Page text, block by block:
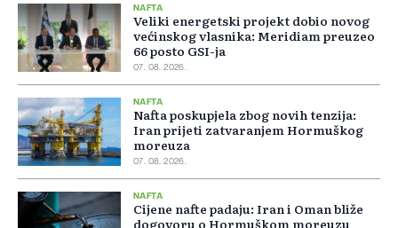
NAFTA
Veliki energetski projekt dobio novog
većinskog vlasnika: Meridiam preuzeo
66 posto GSI-ja
07. 08. 2026.
NAFTA
Nafta poskupjela zbog novih tenzija:
Iran prijeti zatvaranjem Hormuškog
moreuza
07. 08. 2026.
NAFTA
Cijene nafte padaju: Iran i Oman bliže
dogovoru o Hormuškom moreuzu